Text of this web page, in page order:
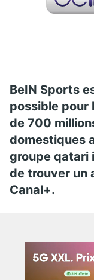
BeIN Sports
possible pour
de 700
domestiques
groupe qatari
de trouver un
Canal+.